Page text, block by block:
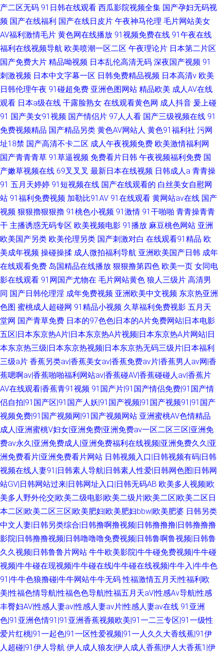
产二区无码 91日韩在线观看 西瓜影院视频全集 国产孕妇无码视
频 国产在线福利 国产在线日皮片 午夜神马伦理 毛片网站美女
AV福利激情毛片 黄色网在线播放 91视频免费在线 91午夜在线
福利在线视频导航 欧美喷潮一区二区 午夜理论片 日本第二片区
国产免费大片 精品呦视频 日本乱伦高清无码 深夜国产视频 91
刺激视频 日本中文字幕一区 日韩免费精品视频 日本高清v 欧美
日韩伦理午夜 91碰超免费 亚洲色图网站 精品欧美 成人AV在线
观看 日本a级在线 干露脸熟女 在线观看黄色网 成人抖音 爰上碰
91 国产美女91视频 国产情侣片 97人人看 国产三级视频在线 91
免费视频精品 国产精品另类 黄色AV网站人 黄色91福利社 污网
址18禁 国产高清不卡二区 成人午夜视频免费 欧美激情福利网
国产青青青草 91草逼视频 免费看片日韩 午夜视频福利免费 国
产嫩草视频在线 69叉叉叉 最新日本在线视频 日韩成人a 青青操
91 五月天婷婷 91短视频在线 国产在线观看的 白丝美女自慰网
站 91福利免费视频 加勒比91AV 91在线观看 黄网站av在线 国产
视频 狠狠擼狠狠擼 91桃色小视频 91激情 91干啪啪 青青操青青
干 主播诱惑无码专区 欧美视频电影 91播放 麻豆桃色网站 亚洲
欧美国产另类 欧美伦理另类 国产刺激对白 在线观看91精品 欧
美成年视频 操碰操揉 成人微拍福利导航 亚洲欧美国产日韩 成年
在线观看免费 岛国精品在线播放 狠狠撸第四色 欧美一页 女同电
影在线观看 91网国产尤物在 毛片网站黄色 狼人三级片 高清男
同 国产日韩伦理淫 成年免费视频 亚洲欧美中文视频 东京热亚洲
色图 蜜桃成人超碰网 91精品小视频 久草福利免费视影 五月天
堂网 国产青草免费 日本的97色色|日本的A片免费网站|日本电影
五区|日本东京热A片|日本东京热A片视频|日本东京热A片网站|日
本东京热三级|日本东京热视频|日本东京热无码三级片|日本福利
三级a片 香蕉另类av|香蕉美女av|香蕉免费av片|香蕉男人av网|香
蕉嗯啊av|香蕉啪啪福利网站av|香蕉碰AV|香蕉碰碰人av|香蕉片
AV在线观看|香蕉青91视频 91国产片|91国产情侣免费|91国产情
侣自拍|91国产区|91国产人妖|91国产视频|91国产视频91|91国产
视频免费|91国产视频网|91国产视频网站 亚洲蜜桃AV色情精品
成人|亚洲蜜桃V妇女|亚洲免费|亚洲免费av一区二区三区|亚洲免
费av永久|亚洲免费成人|亚洲免费福利在线视频|亚洲免费久久|亚
洲免费看片|亚洲免费看片网站 日韩视频入口|日韩视频有码|日韩
视频在线人妻91|日韩素人导航|日韩素人性爱|日韩网色图|日韩网
站GV|日韩网站过来|日韩网址入口|日韩无码AB 欧美多人视频|欧
美多人野外伦交|欧美二级电影|欧美二级片|欧美二区|欧美二区日
本二区|欧美二区三区|欧美肥妇|欧美肥妇bbw|欧美肥婆 日韩另类
中文人妻|日韩另类综合|日韩撸啊撸视频|日韩撸撸撸|日韩撸撸撸
影院|日韩撸撸视频|日韩噜噜噜免费视频|日韩鲁啊鲁视频|日韩鲁
久久视频|日韩鲁鲁片网站 牛牛欧美影院|牛牛碰免费视频|牛牛碰
视频|牛牛碰在现视频|牛牛碰在线|牛牛碰在线视频|牛牛入|牛牛色
91|牛牛色狼撸碰|牛牛网站牛牛无码 性福激情五月天|性福利欧
美|性福色情导航|性福色色导航|性福五月天aV|性感Av导航|性感
丰臀妇AV|性感人妻av|性感人妻av片|性感人妻av在线 91亚洲
色|91亚洲色情91|91亚洲香蕉视频欧美|91一二三专区|91一级性
爱片红桃|91一起色|91一区性爱视频|91一人久久大香线蕉|91伊
人超碰|91伊人导航 伊人成人狼友|伊人成人香蕉|伊人大香蕉1|伊